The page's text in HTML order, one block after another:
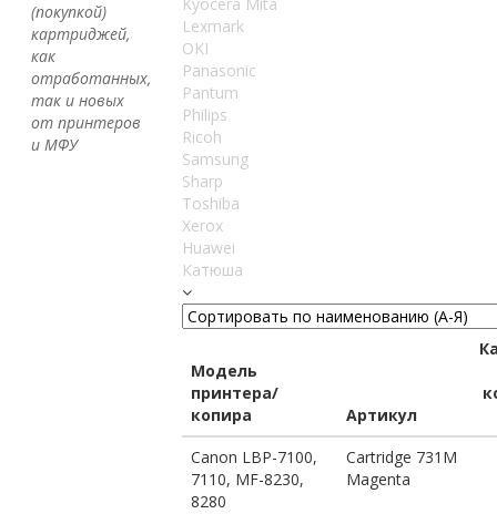
(покупкой)
картриджей,
как
отработанных,
так и новых
от принтеров
и МФУ
Lexmark
OKI
Panasonic
Pantum
Philips
Ricoh
Samsung
Sharp
Toshiba
Xerox
Huawei
Катюша
Модель
принтера/
копира
Артикул
Canon LBP-7100,
7110, MF-8230,
8280
Cartridge 731M
Magenta